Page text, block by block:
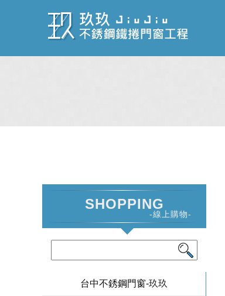
SHOPPING
-線上購物-
台中不銹鋼門窗-玖玖